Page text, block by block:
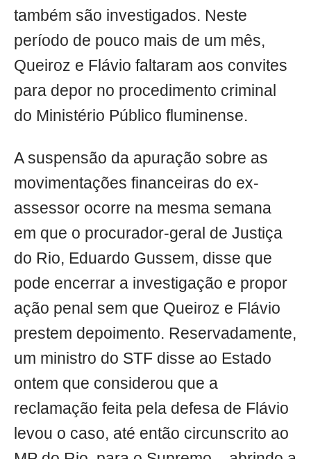
também são investigados. Neste
período de pouco mais de um mês,
Queiroz e Flávio faltaram aos convites
para depor no procedimento criminal
do Ministério Público fluminense.
A suspensão da apuração sobre as
movimentações financeiras do ex-
assessor ocorre na mesma semana
em que o procurador-geral de Justiça
do Rio, Eduardo Gussem, disse que
pode encerrar a investigação e propor
ação penal sem que Queiroz e Flávio
prestem depoimento. Reservadamente,
um ministro do STF disse ao Estado
ontem que considerou que a
reclamação feita pela defesa de Flávio
levou o caso, até então circunscrito ao